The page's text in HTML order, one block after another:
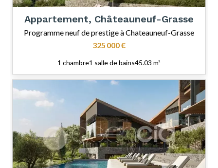
Appartement, Châteauneuf-Grasse
Programme neuf de prestige à Chateauneuf-Grasse
325 000 €
1 chambre1 salle de bains45.03 m²